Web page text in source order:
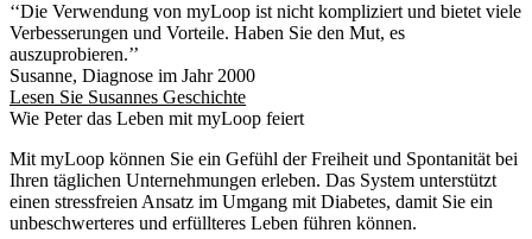
‘‘Die Verwendung von myLoop ist nicht kompliziert und bietet viele
Verbesserungen und Vorteile. Haben Sie den Mut, es
auszuprobieren.’’
Susanne, Diagnose im Jahr 2000
Lesen Sie Susannes Geschichte
Wie Peter das Leben mit myLoop feiert
Mit myLoop können Sie ein Gefühl der Freiheit und Spontanität bei
Ihren täglichen Unternehmungen erleben. Das System unterstützt
einen stressfreien Ansatz im Umgang mit Diabetes, damit Sie ein
unbeschwerteres und erfüllteres Leben führen können.